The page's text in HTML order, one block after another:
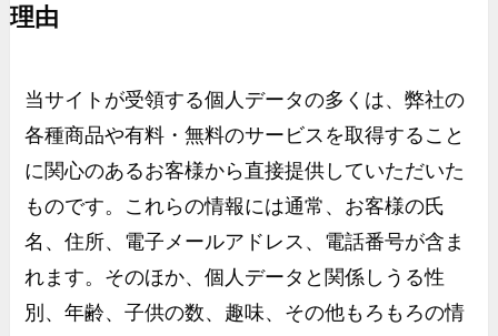
理由
当サイトが受領する個人データの多くは、弊社の
各種商品や有料・無料のサービスを取得すること
に関心のあるお客様から直接提供していただいた
ものです。これらの情報には通常、お客様の氏
名、住所、電子メールアドレス、電話番号が含ま
れます。そのほか、個人データと関係しうる性
別、年齢、子供の数、趣味、その他もろもろの情